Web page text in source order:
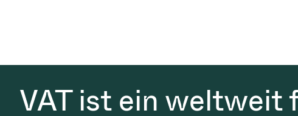
VAT ist ein weltweit